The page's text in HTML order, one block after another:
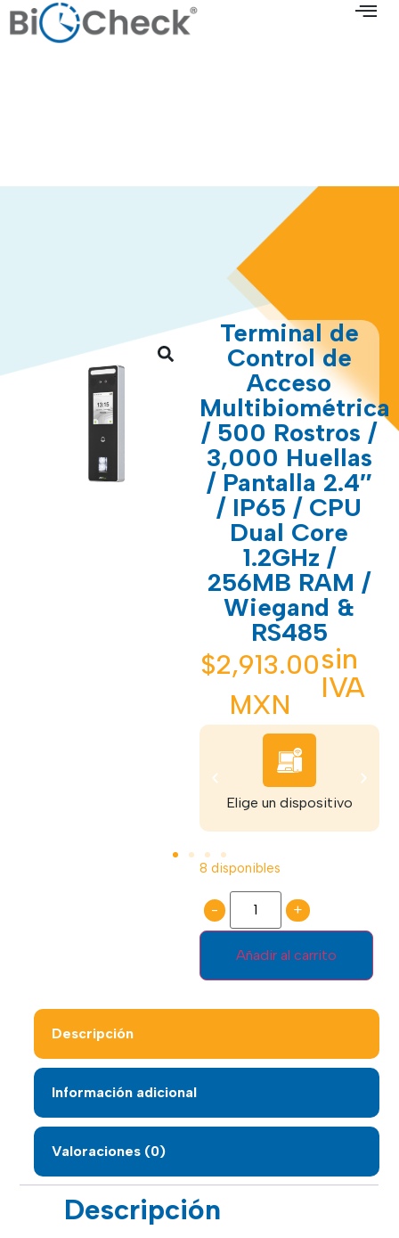
Terminal de
Control de
Acceso
Multibiométrica
/ 500 Rostros /
3,000 Huellas
/ Pantalla 2.4″
/ IP65 / CPU
Dual Core
1.2GHz /
256MB RAM /
Wiegand &
RS485
$2,913.00
MXN
sin
IVA
Elige un dispositivo Paga seguro
8 disponibles
- +
Añadir al carrito
Descripción
Información adicional
Valoraciones (0)
Descripción